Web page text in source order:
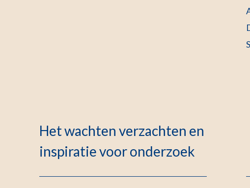
Het wachten verzachten en
inspiratie voor onderzoek